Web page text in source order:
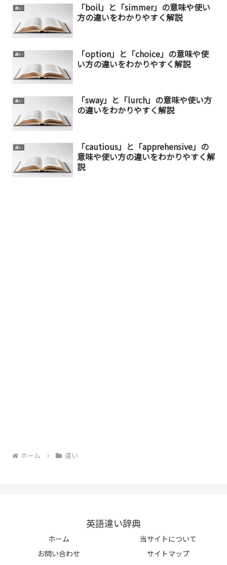
違い
「boil」と「simmer」の意味や使い
方の違いをわかりやすく解説
違い
「option」と「choice」の意味や使
い方の違いをわかりやすく解説
違い
「sway」と「lurch」の意味や使い方
の違いをわかりやすく解説
違い
「cautious」と「apprehensive」の
意味や使い方の違いをわかりやすく解
説
ホーム 違い
英語違い辞典
ホーム
当サイトについて
お問い合わせ
サイトマップ